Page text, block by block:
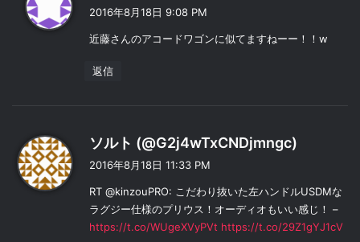
2016年8月18日 9:08 PM
近藤さんのアコードワゴンに似てますねーー！！w
返信
ソルト (@G2j4wTxCNDjmngc)
2016年8月18日 11:33 PM
RT @kinzouPRO: こだわり抜いた左ハンドルUSDMな
ラグジー仕様のプリウス！オーディオもいい感じ！ –
https://t.co/WUgeXVyPVt https://t.co/29Z1gYJ1cV